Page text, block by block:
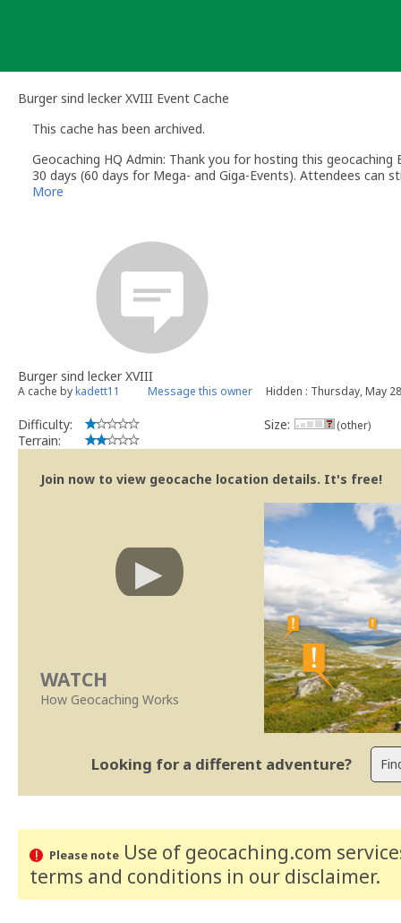
Burger sind lecker XVIII Event Cache
This cache has been archived.
Geocaching HQ Admin: Thank you for hosting this
30 days (60 days for Mega- and Giga-Events). Attendees can
More
Burger sind lecker XVIII
A cache bykadett11 Message this owner Hidden : Thursday, May
Difficulty:
Terrain:
Size: (other)
Join now to view geocache location details. It's free!
WATCH
How Geocaching Works
Looking for a different adventure?
Please noteUse of geocaching.com
terms and conditions in our disclaimer.